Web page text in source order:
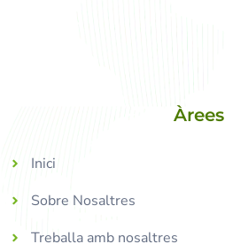
Àrees
Inici
Sobre Nosaltres
Treballa amb nosaltres